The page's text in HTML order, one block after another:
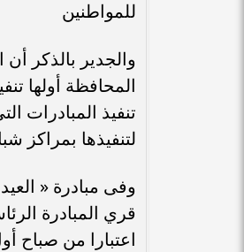
للمواطنين
والجدير بالذكر
المحافظة أولها
تنفيذ المبادرات
لتنفيذها بمراكز
وفى مبادرة «
قري المبادرة
اعتبارا من صباح